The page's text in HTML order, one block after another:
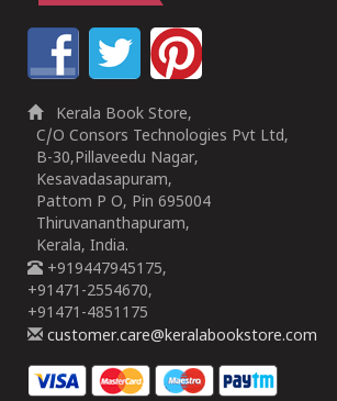
Kerala Book Store,
C/O Consors Technologies Pvt Ltd,
B-30,Pillaveedu Nagar,
Kesavadasapuram,
Pattom P O, Pin 695004
Thiruvananthapuram,
Kerala, India.
+919447945175,
+91471-2554670,
+91471-4851175
customer.care@keralabookstore.com